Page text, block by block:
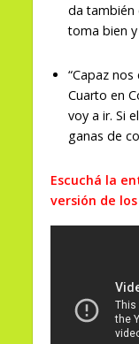
da también
toma bien
“Capaz
Cuarto en
voy a ir. Si
ganas de
Escuchá la
versión de